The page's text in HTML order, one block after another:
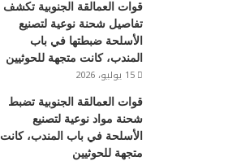
قوات العمالقة الجنوبية تكشف
تفاصيل شحنة نوعية لتصنيع
الأسلحة ضبطتها في باب
المندب، كانت متجهة للحوثيين
15 يوليو، 2026
قوات العمالقة الجنوبية تضبط
شحنة مواد نوعية لتصنيع
الأسلحة في باب المندب، كانت
متجهة للحوثيين